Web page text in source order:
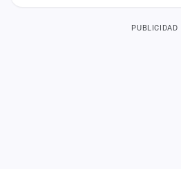
PUBLICIDAD